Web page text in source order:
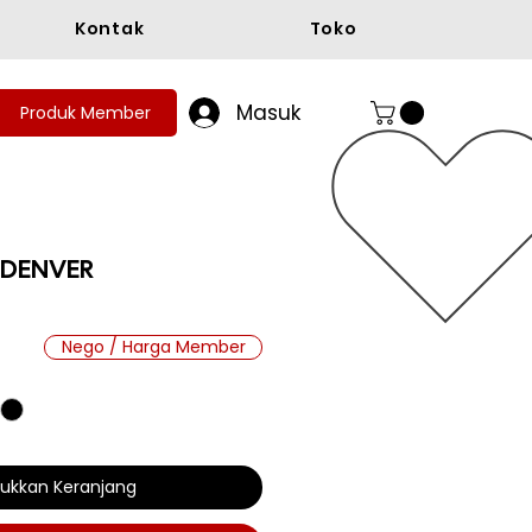
Kontak Toko
Produk Member Masuk
Keranjang
Nego / Harga Member